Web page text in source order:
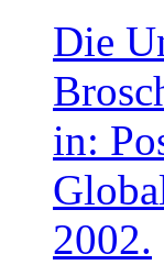
Die
in:
2002.